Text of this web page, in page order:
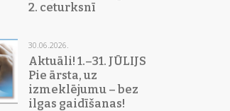
2. ceturksnī
30.06.2026.
Aktuāli! 1.–31. JŪLIJS
Pie ārsta, uz
izmeklējumu – bez
ilgas gaidīšanas!